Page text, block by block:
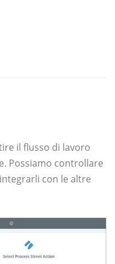
il flusso di lavoro
Possiamo controllare
con le altre